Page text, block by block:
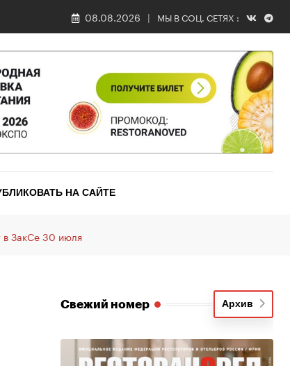
08.08.2026 МЫ В СОЦ. СЕТЯХ :
НА САЙТЕ
в ЗакСе 30 июля
Свежий номер Архив